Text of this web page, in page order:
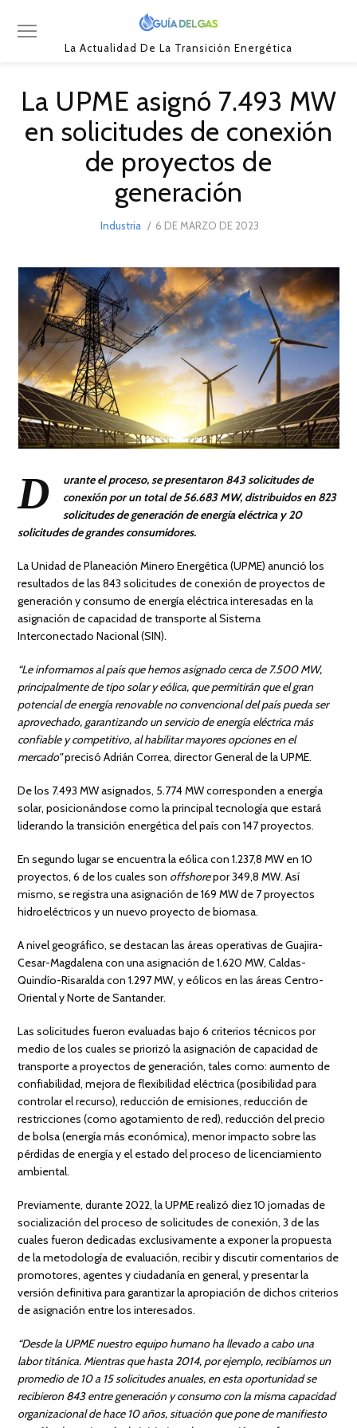
La Actualidad De La Transición Energética
La UPME asignó 7.493 MW
en solicitudes de conexión
de proyectos de
generación
Industria
POSTED
6 DE MARZO DE 2023
DE
2023
D
urante el proceso, se presentaron 843 solicitudes de
conexión por un total de 56.683 MW, distribuidos en 823
solicitudes de generación de energía eléctrica y 20
solicitudes de grandes consumidores.
La Unidad de Planeación Minero Energética (UPME) anunció los
resultados de las 843 solicitudes de conexión de proyectos de
generación y consumo de energía eléctrica interesadas en la
asignación de capacidad de transporte al Sistema
Interconectado Nacional (SIN).
“Le informamos al país que hemos asignado cerca de 7.500 MW,
principalmente de tipo solar y eólica, que permitirán que el gran
potencial de energía renovable no convencional del país pueda ser
aprovechado, garantizando un servicio deenergía eléctrica más
confiable y competitivo, al habilitar mayores opciones en el
mercado”precisó Adrián Correa, director General de la UPME.
De los 7.493 MW asignados, 5.774 MW corresponden a energía
solar, posicionándose como la principal tecnología que estará
liderando la transición energética del país con 147 proyectos.
En segundo lugar se encuentra la eólica con 1.237,8 MW en 10
proyectos, 6 de los cuales son offshorepor 349,8 MW. Así
mismo, se registra una asignación de 169 MW de 7 proyectos
hidroeléctricos y un nuevo proyecto de biomasa.
A nivel geográfico, se destacan las áreas operativas de Guajira-
Cesar-Magdalena con una asignación de 1.620 MW, Caldas-
Quindío-Risaralda con 1.297 MW, y eólicos en las áreas Centro-
Oriental y Norte de Santander.
Las solicitudes fueron evaluadas bajo 6 criterios técnicos por
medio de los cuales se priorizó la asignación de capacidad de
transporte a proyectos de generación, tales como: aumento de
confiabilidad, mejora de flexibilidad eléctrica (posibilidad para
controlar el recurso), reducción de emisiones, reducción de
restricciones (como agotamiento de red), reducción del precio
de bolsa (energía más económica), menor impacto sobre las
pérdidas de energía y el estado del proceso de licenciamiento
ambiental.
Previamente, durante 2022, la UPME realizó diez 10 jornadas de
socialización del proceso de solicitudes de conexión, 3 de las
cuales fueron dedicadas exclusivamente a exponer la propuesta
de la metodología de evaluación, recibir y discutir comentarios de
promotores, agentes y ciudadanía en general, y presentar la
versión definitiva para garantizar la apropiación de dichos criterios
de asignación entre los interesados.
“Desde la UPME nuestro equipo humano ha llevado a cabo una
labor titánica. Mientras que hasta 2014, por ejemplo, recibíamos un
promedio de 10 a 15 solicitudes anuales, en esta oportunidad se
recibieron 843 entre generación y consumo con la misma capacidad
organizacional de hace 10 años, situación que pone de manifiesto